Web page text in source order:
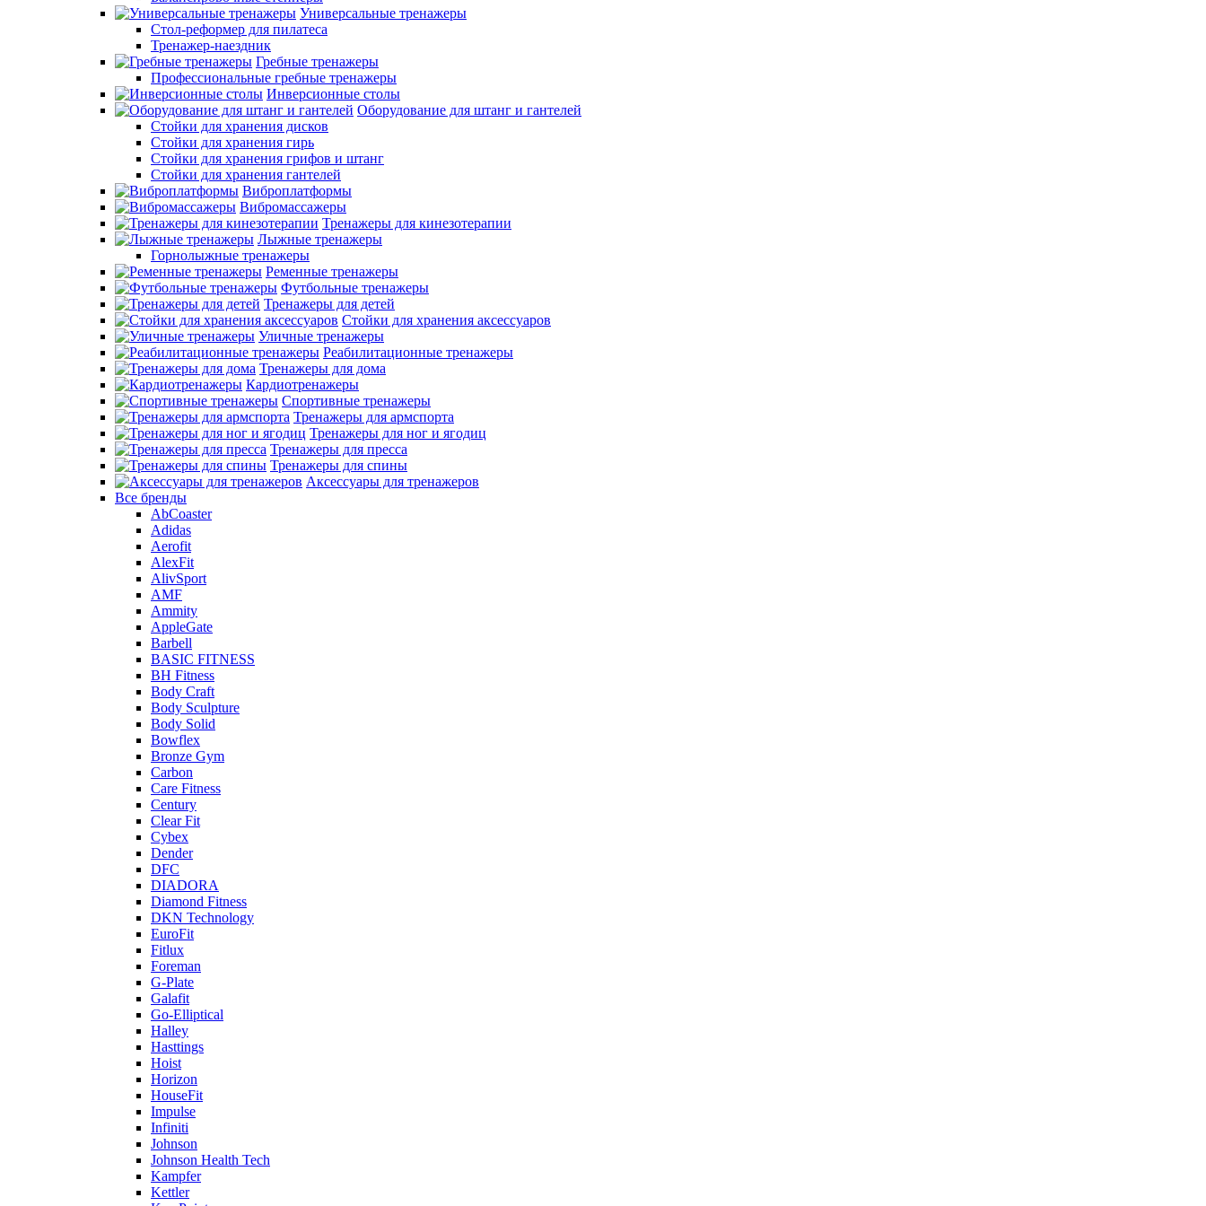
Универсальные тренажеры
Стол-реформер для пилатеса
Тренажер-наездник
Гребные тренажеры
Профессиональные гребные тренажеры
Инверсионные столы
Оборудование для штанг и гантелей
Стойки для хранения дисков
Стойки для хранения гирь
Стойки для хранения грифов и штанг
Стойки для хранения гантелей
Виброплатформы
Вибромассажеры
Тренажеры для кинезотерапии
Лыжные тренажеры
Горнолыжные тренажеры
Ременные тренажеры
Футбольные тренажеры
Тренажеры для детей
Стойки для хранения аксессуаров
Уличные тренажеры
Реабилитационные тренажеры
Тренажеры для дома
Кардиотренажеры
Спортивные тренажеры
Тренажеры для армспорта
Тренажеры для ног и ягодиц
Тренажеры для пресса
Тренажеры для спины
Аксессуары для тренажеров
Все бренды
AbCoaster
Adidas
Aerofit
AlexFit
AlivSport
AMF
Ammity
AppleGate
Barbell
BASIC FITNESS
BH Fitness
Body Craft
Body Sculpture
Body Solid
Bowflex
Bronze Gym
Carbon
Care Fitness
Century
Clear Fit
Cybex
Dender
DFC
DIADORA
Diamond Fitness
DKN Technology
EuroFit
Fitlux
Foreman
G-Plate
Galafit
Go-Elliptical
Halley
Hasttings
Hoist
Horizon
HouseFit
Impulse
Infiniti
Johnson
Johnson Health Tech
Kampfer
Kettler